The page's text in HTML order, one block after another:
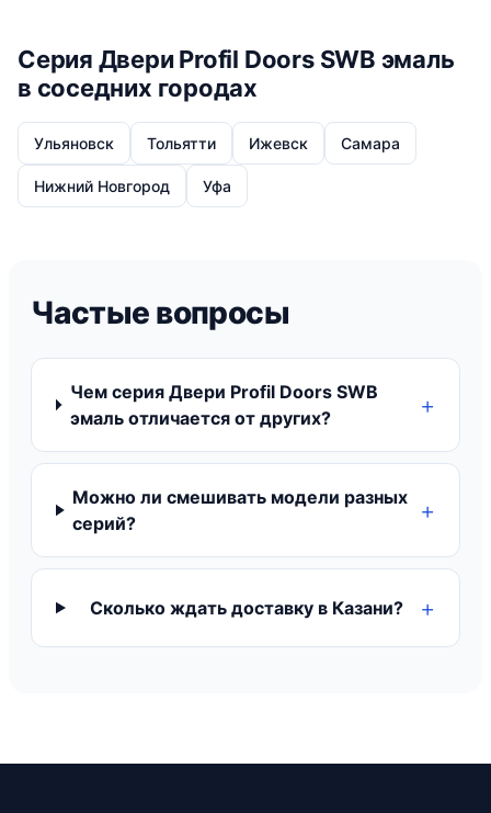
Серия Двери Profil Doors SWB эмаль
в соседних городах
Ульяновск Тольятти Ижевск Самара
Нижний Новгород Уфа
Частые вопросы
Чем серия Двери Profil Doors SWB
эмаль отличается от других?
Можно ли смешивать модели разных
серий?
Сколько ждать доставку в Казани?